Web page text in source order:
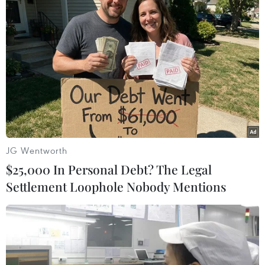
(TTXVN/Vietnam+)
#Bộ Y tế Israel #Xét nghiệm COVID-19
#Dịch họng
#Biến thể Omicron
#Virus SARS-CoV-2 Israel
JG Wentworth
$25,000 In Personal Debt? The Legal
Settlement Loophole Nobody Mentions